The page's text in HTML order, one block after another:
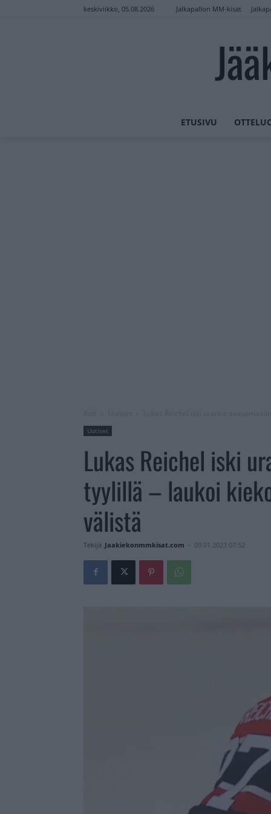
keskiviikko, 05.08.2026 Jalkapallon MM-kisat
ETUSIVU
Uutiset
Lukas Reichel iski
tyylillä – laukoi
välistä
Tekijä Jaakiekonmmkisat.com - 09.01.2023 07:52